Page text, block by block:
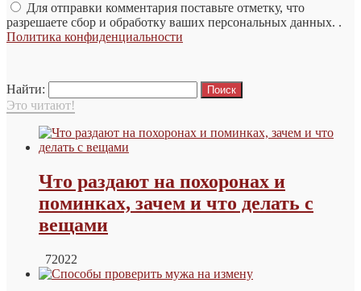
Для отправки комментария поставьте отметку, что
разрешаете сбор и обработку ваших персональных данных. .
Политика конфиденциальности
Найти:
Это читают!
Что раздают на похоронах и
поминках, зачем и что делать с
вещами
72022